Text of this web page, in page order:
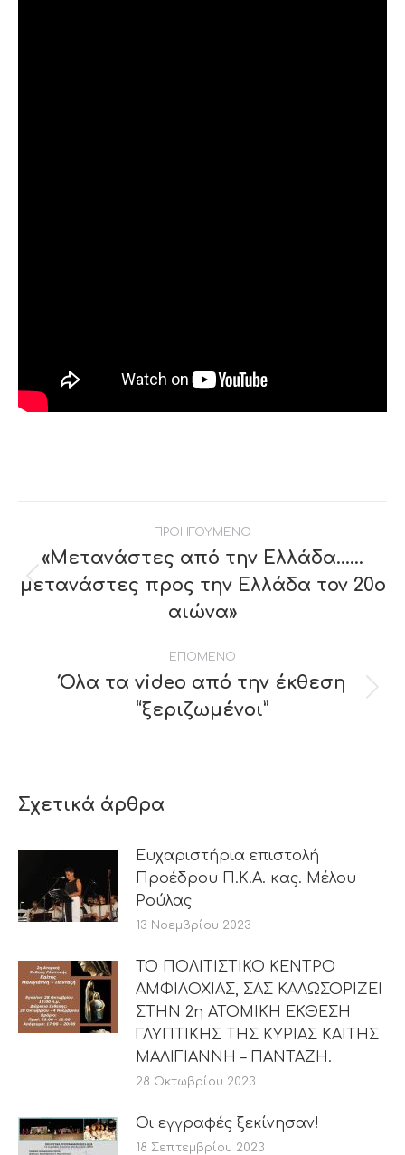
navigation
ΠΡΟΗΓΟΥΜΕΝΟ
Previous
post:
«Μετανάστες από την Ελλάδα……
μετανάστες προς την Ελλάδα τον 20ο
αιώνα»
ΕΠΟΜΕΝΟ
Next
post:
Όλα τα video από την έκθεση
“ξεριζωμένοι”
Σχετικά άρθρα
Ευχαριστήρια επιστολή
Προέδρου Π.Κ.Α. κας. Μέλου
Ρούλας
13 Νοεμβρίου 2023
ΤΟ ΠΟΛΙΤΙΣΤΙΚΟ ΚΕΝΤΡΟ
ΑΜΦΙΛΟΧΙΑΣ, ΣΑΣ ΚΑΛΩΣΟΡΙΖΕΙ
ΣΤΗΝ 2η ΑΤΟΜΙΚΗ ΕΚΘΕΣΗ
ΓΛΥΠΤΙΚΗΣ ΤΗΣ ΚΥΡΙΑΣ ΚΑΙΤΗΣ
ΜΑΛΙΓΙΑΝΝΗ – ΠΑΝΤΑΖΗ.
28 Οκτωβρίου 2023
Οι εγγραφές ξεκίνησαν!
18 Σεπτεμβρίου 2023